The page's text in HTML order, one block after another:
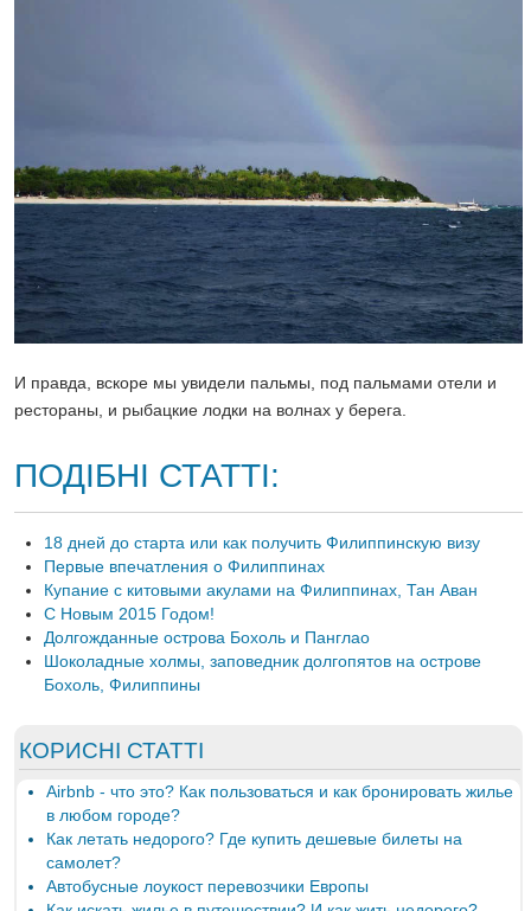
И правда, вскоре мы увидели пальмы, под пальмами отели и
рестораны, и рыбацкие лодки на волнах у берега.
ПОДІБНІ СТАТТІ:
18 дней до старта или как получить Филиппинскую визу
Первые впечатления о Филиппинах
Купание с китовыми акулами на Филиппинах, Тан Аван
С Новым 2015 Годом!
Долгожданные острова Бохоль и Панглао
Шоколадные холмы, заповедник долгопятов на острове
Бохоль, Филиппины
КОРИСНІ СТАТТІ
Airbnb - что это? Как пользоваться и как бронировать жилье
в любом городе?
Как летать недорого? Где купить дешевые билеты на
самолет?
Автобусные лоукост перевозчики Европы